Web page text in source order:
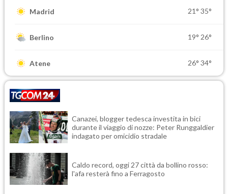
Madrid 21° 35°
Berlino 19° 26°
Atene 26° 34°
Canazei, blogger tedesca investita in bici
durante il viaggio di nozze: Peter Runggaldier
indagato per omicidio stradale
Caldo record, oggi 27 città da bollino rosso:
l'afa resterà fino a Ferragosto